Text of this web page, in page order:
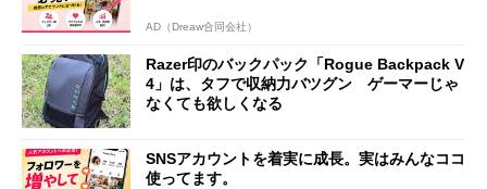
AD（Dreaw合同会社）
Razer印のバックパック「Rogue Backpack V
4」は、タフで収納力バツグン ゲーマーじゃ
なくても欲しくなる
SNSアカウントを着実に成長。実はみんなココ
使ってます。